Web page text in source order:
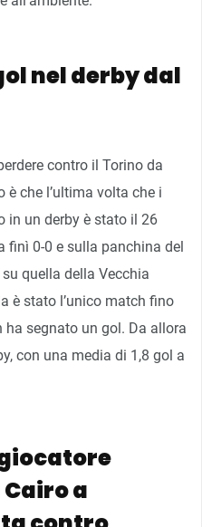
nel derby dal
contro il Torino da
che l’ultima volta che i
in un derby è stato il 26
finì 0-0 e sulla panchina del
quella della Vecchia
è stato l’unico match fino
segnato un gol. Da allora
con una media di 1,8 gol a
a